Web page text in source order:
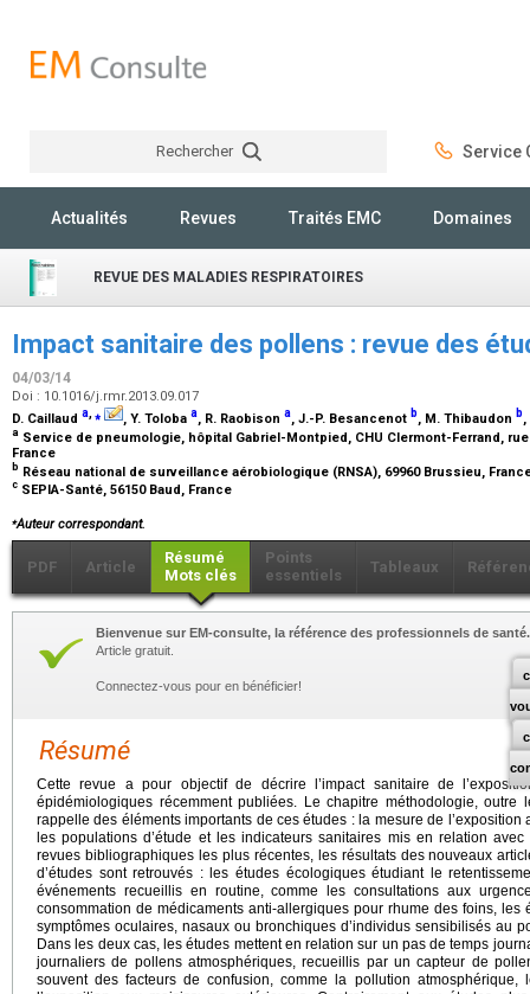
Rechercher Service
Actualités Revues Traités EMC Domaines
REVUE DES MALADIES RESPIRATOIRES
Impact sanitaire des pollens : revue des
04/03/14
Doi : 10.1016/j.rmr.2013.09.017
D. Caillaud a,⁎ , Y. Toloba a, R. Raobison a, J.-P. Besancenot b, M. Thibaudon b
a Service de pneumologie, hôpital Gabriel-Montpied, CHU Clermont-Ferrand,
France
b Réseau national de surveillance aérobiologique (RNSA), 69960 Brussieu,
c SEPIA-Santé, 56150 Baud, France
⁎Auteur correspondant.
PDF Article
Résumé
Mots clés
Points
essentiels
Tableaux
Bienvenue sur EM-consulte, la référence des professionnels de santé.
Article gratuit.
Connectez-vous pour en bénéficier!
Résumé
Cette revue a pour objectif de décrire l’impact sanitaire de
épidémiologiques récemment publiées. Le chapitre méthodologie, outre
rappelle des éléments importants de ces études : la mesure de l’exposition
les populations d’étude et les indicateurs sanitaires mis en relation
revues bibliographiques les plus récentes, les résultats des nouveaux
d’études sont retrouvés : les études écologiques étudiant le
événements recueillis en routine, comme les consultations aux
consommation de médicaments anti-allergiques pour rhume des foins,
symptômes oculaires, nasaux ou bronchiques d’individus sensibilisés au
Dans les deux cas, les études mettent en relation sur un pas de temps
journaliers de pollens atmosphériques, recueillis par un capteur de
souvent des facteurs de confusion, comme la pollution atmosphérique,